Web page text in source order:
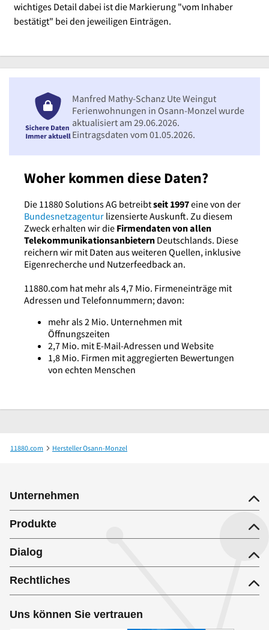
wichtiges Detail dabei ist die Markierung "vom Inhaber
bestätigt" bei den jeweiligen Einträgen.
Woher kommen diese Daten?
Die 11880 Solutions AG betreibtseit 1997eine von der
Bundesnetzagentur lizensierte Auskunft. Zu diesem
Zweck erhalten wir die Firmendaten von allen
Telekommunikationsanbietern Deutschlands. Diese
reichern wir mit Daten aus weiteren Quellen, inklusive
Eigenrecherche und Nutzerfeedback an.
11880.com hat mehr als 4,7 Mio. Firmeneinträge mit
Adressen und Telefonnummern; davon:
mehr als 2 Mio. Unternehmen mit
Öffnungszeiten
2,7 Mio. mit E-Mail-Adressen und Website
1,8 Mio. Firmen mit aggregierten Bewertungen
von echten Menschen
Manfred Mathy-Schanz Ute Weingut
Ferienwohnungen in Osann-Monzel wurde
aktualisiert am 29.06.2026.
Eintragsdaten vom 01.05.2026.
11880.com
Hersteller Osann-Monzel
Unternehmen
Produkte
Dialog
Rechtliches
Uns können Sie vertrauen